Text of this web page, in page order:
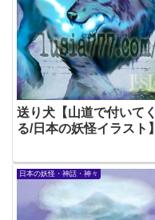
送り犬【山道で付いてく
る/日本の妖怪イラスト】
日本の妖怪・神話・神々